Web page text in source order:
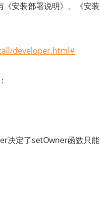
《安装部署说明》。《安装
developer.html#
决定了setOwner函数只能